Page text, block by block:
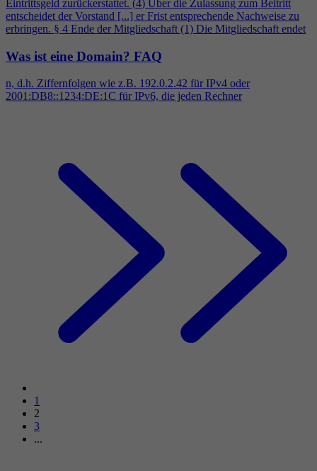
Eintrittsgeld zurückerstattet. (4) Über die Zulassung zum Beitritt
entscheidet der Vorstand [...] er Frist entsprechende Nachweise zu
erbringen. § 4 Ende der Mitgliedschaft (1) Die Mitgliedschaft endet
Was ist eine Domain? FAQ
n, d.h. Ziffernfolgen wie z.B. 192.0.2.42 für IPv4 oder
2001:DB8::1234:DE:1C für IPv6, die jeden Rechner
1
2
3
...